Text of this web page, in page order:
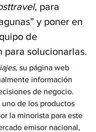
, para
y poner en
de
para solucionarlas.
su página web
información
de negocio.
uno de los productos
la minorista para este
emisor nacional,